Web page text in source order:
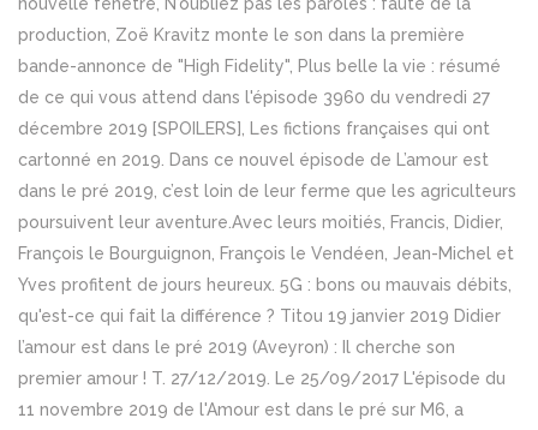
production, Zoë Kravitz monte le son dans la première
bande-annonce de "High Fidelity", Plus belle la vie : résumé
de ce qui vous attend dans l'épisode 3960 du vendredi 27
décembre 2019 [SPOILERS], Les fictions françaises qui ont
cartonné en 2019. Dans ce nouvel épisode de L’amour est
dans le pré 2019, c’est loin de leur ferme que les agriculteurs
poursuivent leur aventure.Avec leurs moitiés, Francis, Didier,
François le Bourguignon, François le Vendéen, Jean-Michel et
Yves profitent de jours heureux. 5G : bons ou mauvais débits,
qu'est-ce qui fait la différence ? Titou 19 janvier 2019 Didier
l’amour est dans le pré 2019 (Aveyron) : Il cherche son
premier amour ! T. 27/12/2019. Le 25/09/2017 L'épisode du
11 novembre 2019 de l'Amour est dans le pré sur M6, a